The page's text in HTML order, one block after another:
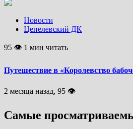
Новости
Цепелевский ДК
95 👁 1 мин читать
Путешествие в «Королевство
2 месяца назад, 95 👁
Самые